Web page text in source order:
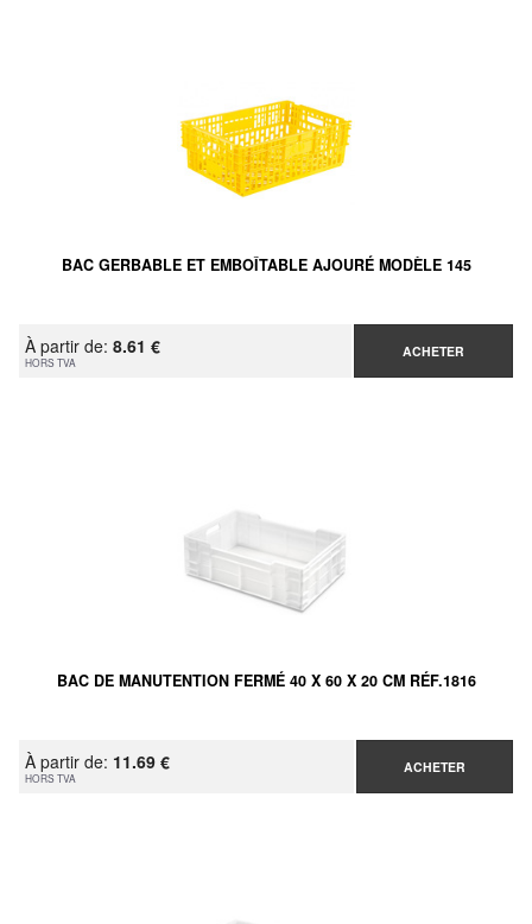
BAC GERBABLE ET EMBOÎTABLE AJOURÉ MODÈLE 145
À partir de: 8.61 €
HORS TVA
ACHETER
BAC DE MANUTENTION FERMÉ 40 X 60 X 20 CM RÉF.1816
À partir de: 11.69 €
HORS TVA
ACHETER